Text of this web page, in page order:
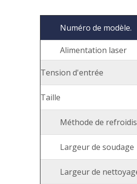
Numéro de modèle.
Alimentation laser
Tension d'entrée
Taille
Méthode de
Largeur de soudage
Largeur de